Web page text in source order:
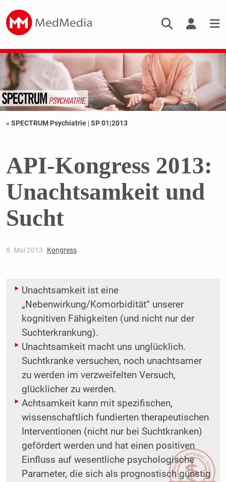
« SPECTRUM Psychiatrie |SP 01|2013
API-Kongress 2013:
Unachtsamkeit und
Sucht
8. Mai 2013 Kongress
Unachtsamkeit ist eine
„Nebenwirkung/Komorbidität“ unserer
kognitiven Fähigkeiten (und nicht nur der
Suchterkrankung).
Unachtsamkeit macht uns unglücklich.
Suchtkranke versuchen, noch unachtsamer
zu werden im verzweifelten Versuch,
glücklicher zu werden.
Achtsamkeit kann mit spezifischen,
wissenschaftlich fundierten therapeutischen
Interventionen (nicht nur bei Suchtkranken)
gefördert werden und hat einen positiven
Einfluss auf wesentliche psychologische
Parameter, die sich als prognostisch günstig